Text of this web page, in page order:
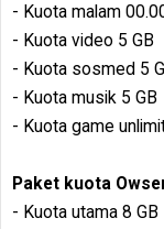
- Kuota malam
- Kuota video 5 GB
- Kuota sosmed 5
- Kuota musik 5 GB
- Kuota game
Paket kuota
- Kuota utama 8 GB